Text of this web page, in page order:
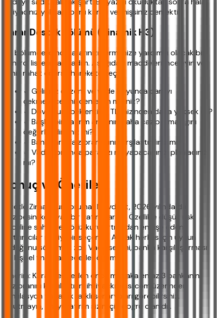
ihtiyacınız yoksa, doğru kararı vermişsiniz demektir.
Karar Destek Bölümü (Dinamik H3)
Bu bölümde kendi kararınızı vermenize yardımcı olacak bir
kontrol listesi hazırladım. Aşağıdaki maddeleri inceleyin ve
içiniz rahat ederse harekete geçin.
✓ Geliriniz düzenli ve vade boyunca parayı
çekmeyeceğinizden emin misiniz?
✓ Döviz kuru beklentiniz TL faizinden daha yüksek mi?
✓ Başka bir yatırım aracının daha cazip olmadığını
değerlendirdiniz mi?
✓ Bankaların faiz oranlarını karşılaştırdınız mı?
✓ Vade sonunda paranızı ne yapacağınızı planladınız
mı?
Sonuç ve Öneriler
Özetle Ziraat Kur Korumalı Mevduat, 2026 yılında da
cazibesini koruyan bir yatırım aracı. Özellikle düşük risk
profiline sahip ve döviz kuru artışından endişe eden
yatırımcılar için iyi bir seçenek. Ancak herkes için uygun
olduğunu söylemek zor. Vade seçimi, banka karşılaştırması
ve kişisel finansal hedefler önemli.
Önerim: Karar vermeden önce mutlaka en az 3 bankanın
faiz oranını karşılaştırın. ihtiyackredisi.com üzerinden
simülasyon yaparak farklı senaryoları görebilirsiniz.
Unutmayın, en iyi yatırım sizin için doğru olanıdır.